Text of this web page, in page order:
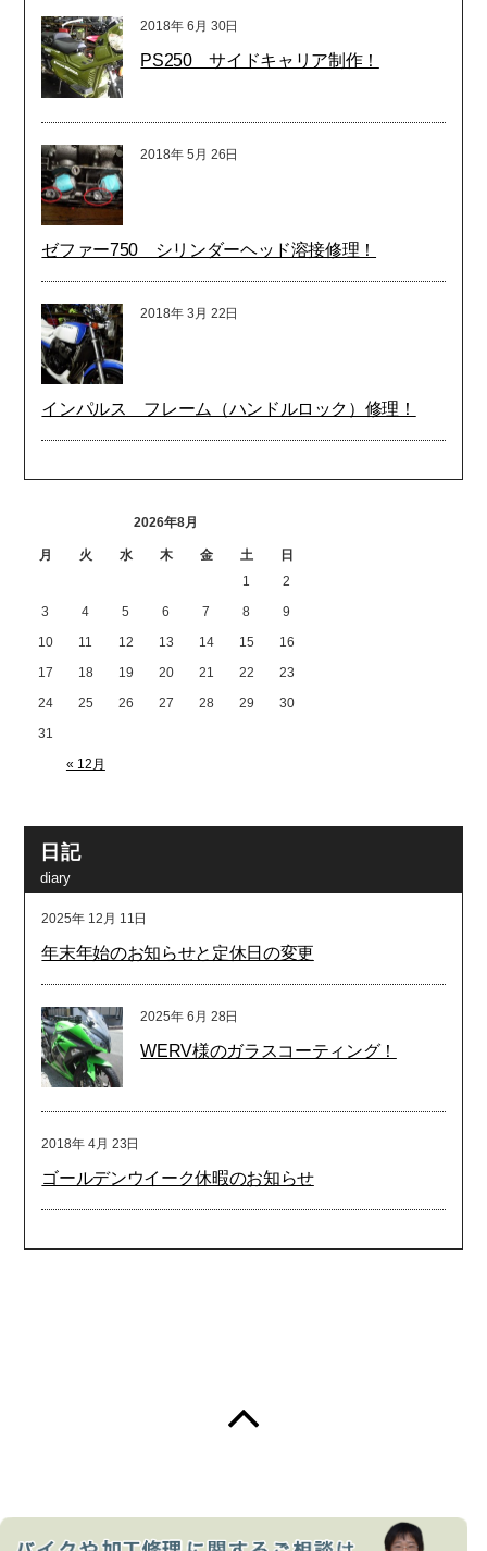
2018年 6月 30日
PS250 サイドキャリア制作！
2018年 5月 26日
ゼファー750 シリンダーヘッド溶接修理！
2018年 3月 22日
インパルス フレーム（ハンドルロック）修理！
2026年8月
月 火 水 木 金 土 日
« 12月
1
2
3
4 5 6 7 8
9
10
11 12 13 14 15
16
17
18 19 20 21 22
23
24
25 26 27 28 29
30
31
日記
diary
2025年 12月 11日
年末年始のお知らせと定休日の変更
2025年 6月 28日
WERV様のガラスコーティング！
2018年 4月 23日
ゴールデンウイーク休暇のお知らせ